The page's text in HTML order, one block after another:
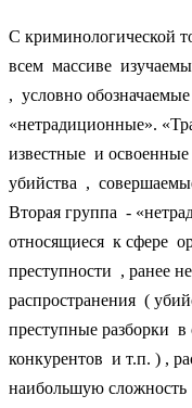
С криминологической
всем массиве
, условно
«нетрадиционные».
известные и
убийства ,
Вторая группа -
относящиеся к сфере
преступности , ранее
распространения (
преступные разборки
конкурентов и т.п. ) ,
наибольшую сложность